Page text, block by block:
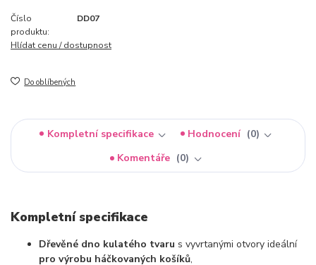
Číslo
produktu:
DD07
Hlídat cenu / dostupnost
Do oblíbených
Kompletní specifikace Hodnocení
0
Komentáře
0
Kompletní specifikace
Dřevěné dno kulatého tvaru s vyvrtanými otvory ideální
pro výrobu háčkovaných košíků,